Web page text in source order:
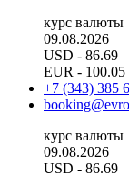
курс валюты
09.08.2026
USD - 86.69
EUR - 100.05
+7 (343) 385
курс валюты
09.08.2026
USD - 86.69